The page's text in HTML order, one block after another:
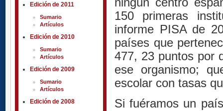
Edición de 2011
Sumario
Artículos
Edición de 2010
Sumario
Artículos
Edición de 2009
Sumario
Artículos
Edición de 2008
150 primeras
informe PISA de
países que
477, 23 puntos por
ese organismo;
escolar con tasas
Si fuéramos un